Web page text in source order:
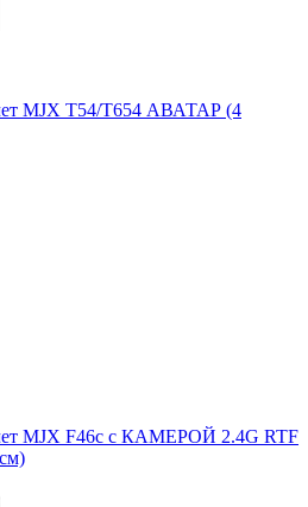
MJX T54/T654 АВАТАР (4
MJX F46c c КАМЕРОЙ 2.4G RTF